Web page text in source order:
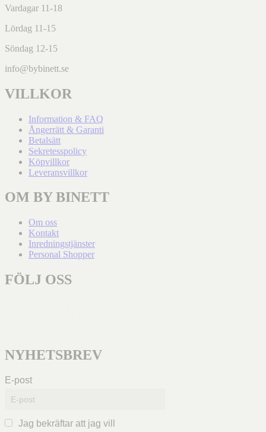
Vardagar 11-18
Lördag 11-15
Söndag 12-15
info@bybinett.se
VILLKOR
Information & FAQ
Ångerrätt & Garanti
Betalsätt
Sekretesspolicy
Köpvillkor
Leveransvillkor
OM BY BINETT
Om oss
Kontakt
Inredningstjänster
Personal Shopper
FÖLJ OSS
NYHETSBREV
E-post
Jag bekräftar att jag vill